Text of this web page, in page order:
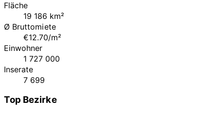
Fläche
19 186 km²
Ø Bruttomiete
€12.70/m²
Einwohner
1 727 000
Inserate
7 699
Top Bezirke